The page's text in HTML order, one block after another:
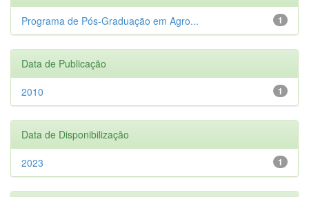
1
Programa de Pós-Graduação em Agro...
Data de Publicação
1
2010
Data de Disponibilização
1
2023